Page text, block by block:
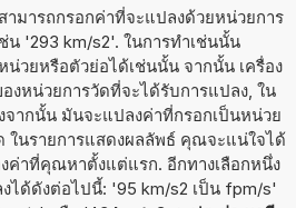
มารถกรอกค่าที่จะแปลงด้วยหน่วยการ
น '293 km/s2'. ในการทำเช่นนั้น
น่วยหรือตัวย่อได้เช่นนั้น จากนั้น เครื่อง
หน่วยการวัดที่จะได้รับการแปลง, ใน
ากนั้น มันจะแปลงค่าที่กรอกเป็นหน่วย
ในรายการแสดงผลลัพธ์ คุณจะแน่ใจได้
ค่าที่คุณหาตั้งแต่แรก. อีกทางเลือกหนึ่ง
ได้ดังต่อไปนี้: '95 km/s2 เป็น fpm/s'